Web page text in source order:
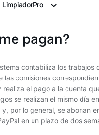
LimpiadorPro
pagan?
contabiliza los trabajos
las comisiones
realiza el pago a la cuenta
se realizan el mismo día
por lo general, se abonan
en un plazo de dos